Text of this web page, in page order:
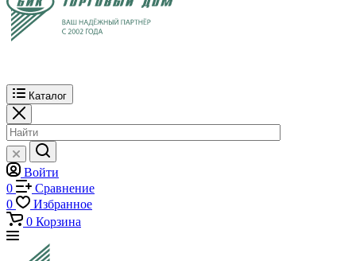
Каталог
Войти
0
Сравнение
0
Избранное
0 Корзина